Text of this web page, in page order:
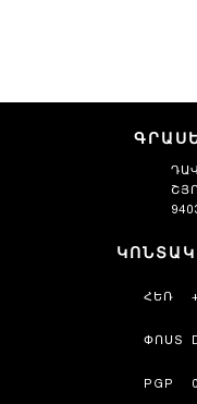
ՀԵՌ
ՓՈՍՏ
PGP